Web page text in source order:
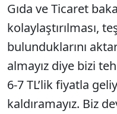
Gıda ve Ticaret
kolaylaştırılması,
bulunduklarını
almayız diye bizi
6-7 TL’lik fiyatla
kaldıramayız. Biz